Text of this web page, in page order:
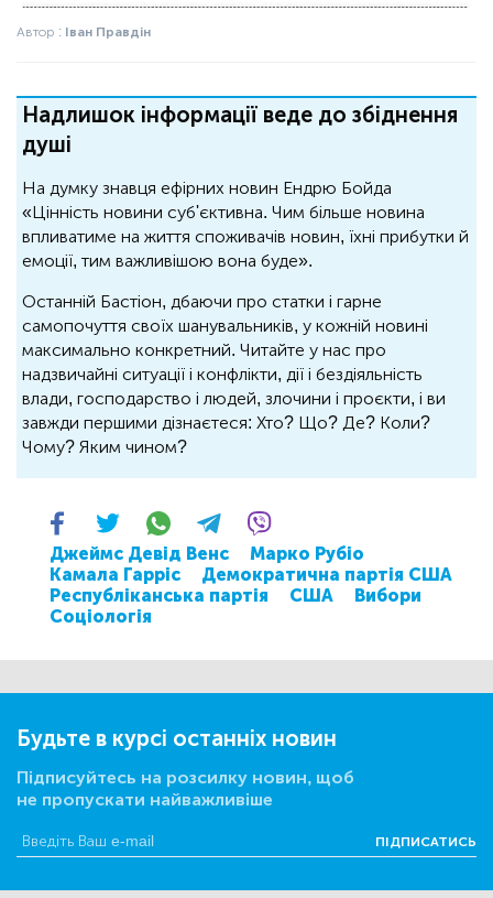
Автор : Іван Правдін
Надлишок інформації веде до збіднення
душі
На думку знавця ефірних новин Ендрю Бойда
«Цінність новини суб'єктивна. Чим більше новина
впливатиме на життя споживачів новин, їхні прибутки й
емоції, тим важливішою вона буде».
Останній Бастіон, дбаючи про статки і гарне
самопочуття своїх шанувальників, у кожній новині
максимально конкретний. Читайте у нас про
надзвичайні ситуації і конфлікти, дії і бездіяльність
влади, господарство і людей, злочини і проєкти, і ви
завжди першими дізнаєтеся: Хто? Що? Де? Коли?
Чому? Яким чином?
Джеймс Девід Венс
Марко Рубіо
Камала Гарріс
Демократична партія США
Республіканська партія
США
Вибори
Соціологія
Будьте в курсі останніх новин
Підписуйтесь на розсилку новин, щоб
не пропускати найважливіше
ПІДПИСАТИСЬ